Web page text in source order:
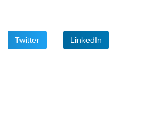
Twitter LinkedIn